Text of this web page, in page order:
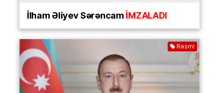
İlham Əliyev SərəncamİMZALADI
Rəsmi